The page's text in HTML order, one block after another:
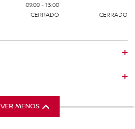
09:00 - 13:00
CERRADO
CERRADO
VER MENOS